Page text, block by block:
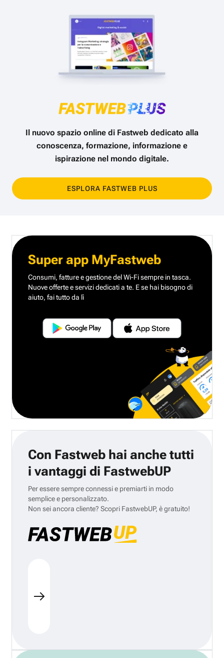
Il nuovo spazio online di Fastweb dedicato alla
conoscenza, formazione, informazione e
ispirazione nel mondo digitale.
ESPLORA FASTWEB PLUS
Super app MyFastweb
Consumi, fatture e gestione del Wi-Fi sempre in tasca.
Nuove offerte e servizi dedicati a te. E se hai bisogno di
aiuto, fai tutto da lì
Con Fastweb hai anche tutti
i vantaggi di FastwebUP
Per essere sempre connessi e premiarti in modo
semplice e personalizzato.
Non sei ancora cliente? Scopri FastwebUP, è gratuito!